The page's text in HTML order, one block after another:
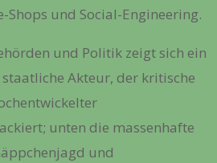
Shops und Social-Engineering.
und Politik zeigt sich ein
Akteur, der kritische
unten die massenhafte
und